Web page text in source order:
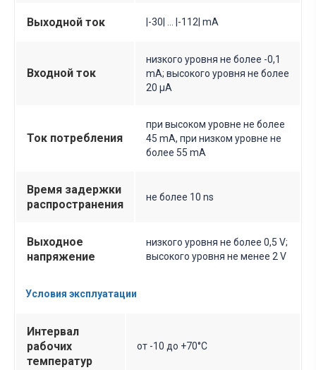
Выходной ток |-30| ... |-112| mA
Входной ток
низкого уровня не более -0,1
mA; высокого уровня не более
20 µA
Ток потребления
при высоком уровне не более
45 mA, при низком уровне не
более 55 mA
Время задержки
распространения
не более 10 ns
Выходное
напряжение
низкого уровня не более 0,5 V;
высокого уровня не менее 2 V
Условия эксплуатации
Интервал
рабочих
температур
от -10 до +70°C